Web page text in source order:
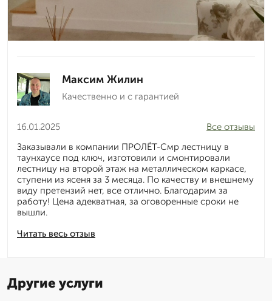
Максим Жилин
Качественно и с гарантией
16.01.2025
Читать весь отзыв
Все отзывы
Заказывали в компании ПРОЛЁТ-Смр лестницу в
таунхаусе под ключ, изготовили и смонтировали
лестницу на второй этаж на металлическом каркасе,
ступени из ясеня за 3 месяца. По качеству и внешнему
виду претензий нет, все отлично. Благодарим за
работу! Цена адекватная, за оговоренные сроки не
вышли.
Другие услуги